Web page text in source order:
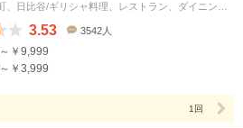
3.53
数
3542人
￥9,999
￥3,999
1回